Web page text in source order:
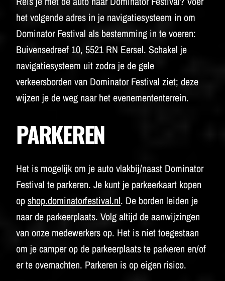
het volgende adres in je navigatiesysteem in om
Dominator Festival als bestemming in te voeren:
Buivensedreef 10, 5521 RN Eersel. Schakel je
navigatiesysteem uit zodra je de gele
verkeersborden van Dominator Festival ziet; deze
wijzen je de weg naar het evenemententerrein.
PARKEREN
Het is mogelijk om je auto vlakbij/naast Dominator
Festival te parkeren. Je kunt je parkeerkaart kopen
opshop.dominatorfestival.nl. De borden leiden je
naar de parkeerplaats. Volg altijd de aanwijzingen
van onze medewerkers op. Het is niet toegestaan ​​
om je camper op de parkeerplaats te parkeren en/of
er te overnachten. Parkeren is op eigen risico.